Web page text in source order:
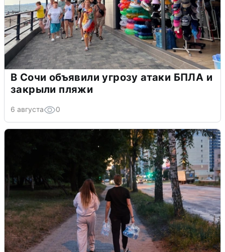
В Сочи объявили угрозу атаки БПЛА и
закрыли пляжи
6 августа 0